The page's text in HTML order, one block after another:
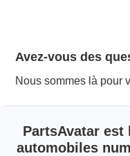
Avez-vous des
Nous sommes là pour
PartsAvatar
automobiles